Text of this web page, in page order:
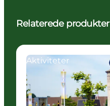
Relaterede produkter
Aktiviteter